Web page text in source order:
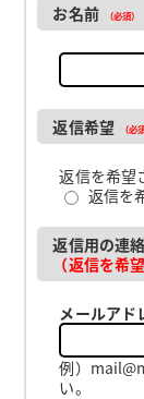
お名前 （必須）
返信希望 （必
返信を希望
返信を
返信用の連
（返信を希
メールアド
例）
い。